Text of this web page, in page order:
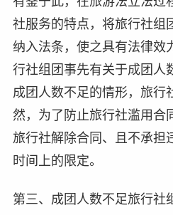
社服务的特点，将旅行社组
纳入法条，使之具有法律效
行社组团事先有关于成团人
成团人数不足的情形，旅行
然，为了防止旅行社滥用合
旅行社解除合同、且不承担
时间上的限定。
第三、成团人数不足旅行社